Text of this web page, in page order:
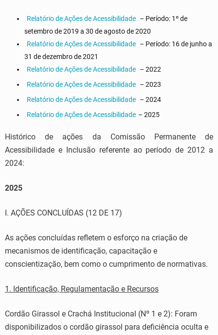
Relatório de Ações de Acessibilidade – Período: 1º de
setembro de 2019 a 30 de agosto de 2020
Relatório de Ações de Acessibilidade – Período: 16 de junho a
31 de dezembro de 2021
Relatório de Ações de Acessibilidade – 2022
Relatório de Ações de Acessibilidade – 2023
Relatório de Ações de Acessibilidade – 2024
Relatório de Ações de Acessibilidade – 2025
Histórico de ações da Comissão Permanente de
Acessibilidade e Inclusão referente ao período de 2012 a
2024:
2025
I. AÇÕES CONCLUÍDAS (12 DE 17)
As ações concluídas refletem o esforço na criação de
mecanismos de identificação, capacitação e
conscientização, bem como o cumprimento de normativas.
1. Identificação, Regulamentação e Recursos
Cordão Girassol e Crachá Institucional (Nº 1 e 2): Foram
disponibilizados o cordão girassol para deficiência oculta e